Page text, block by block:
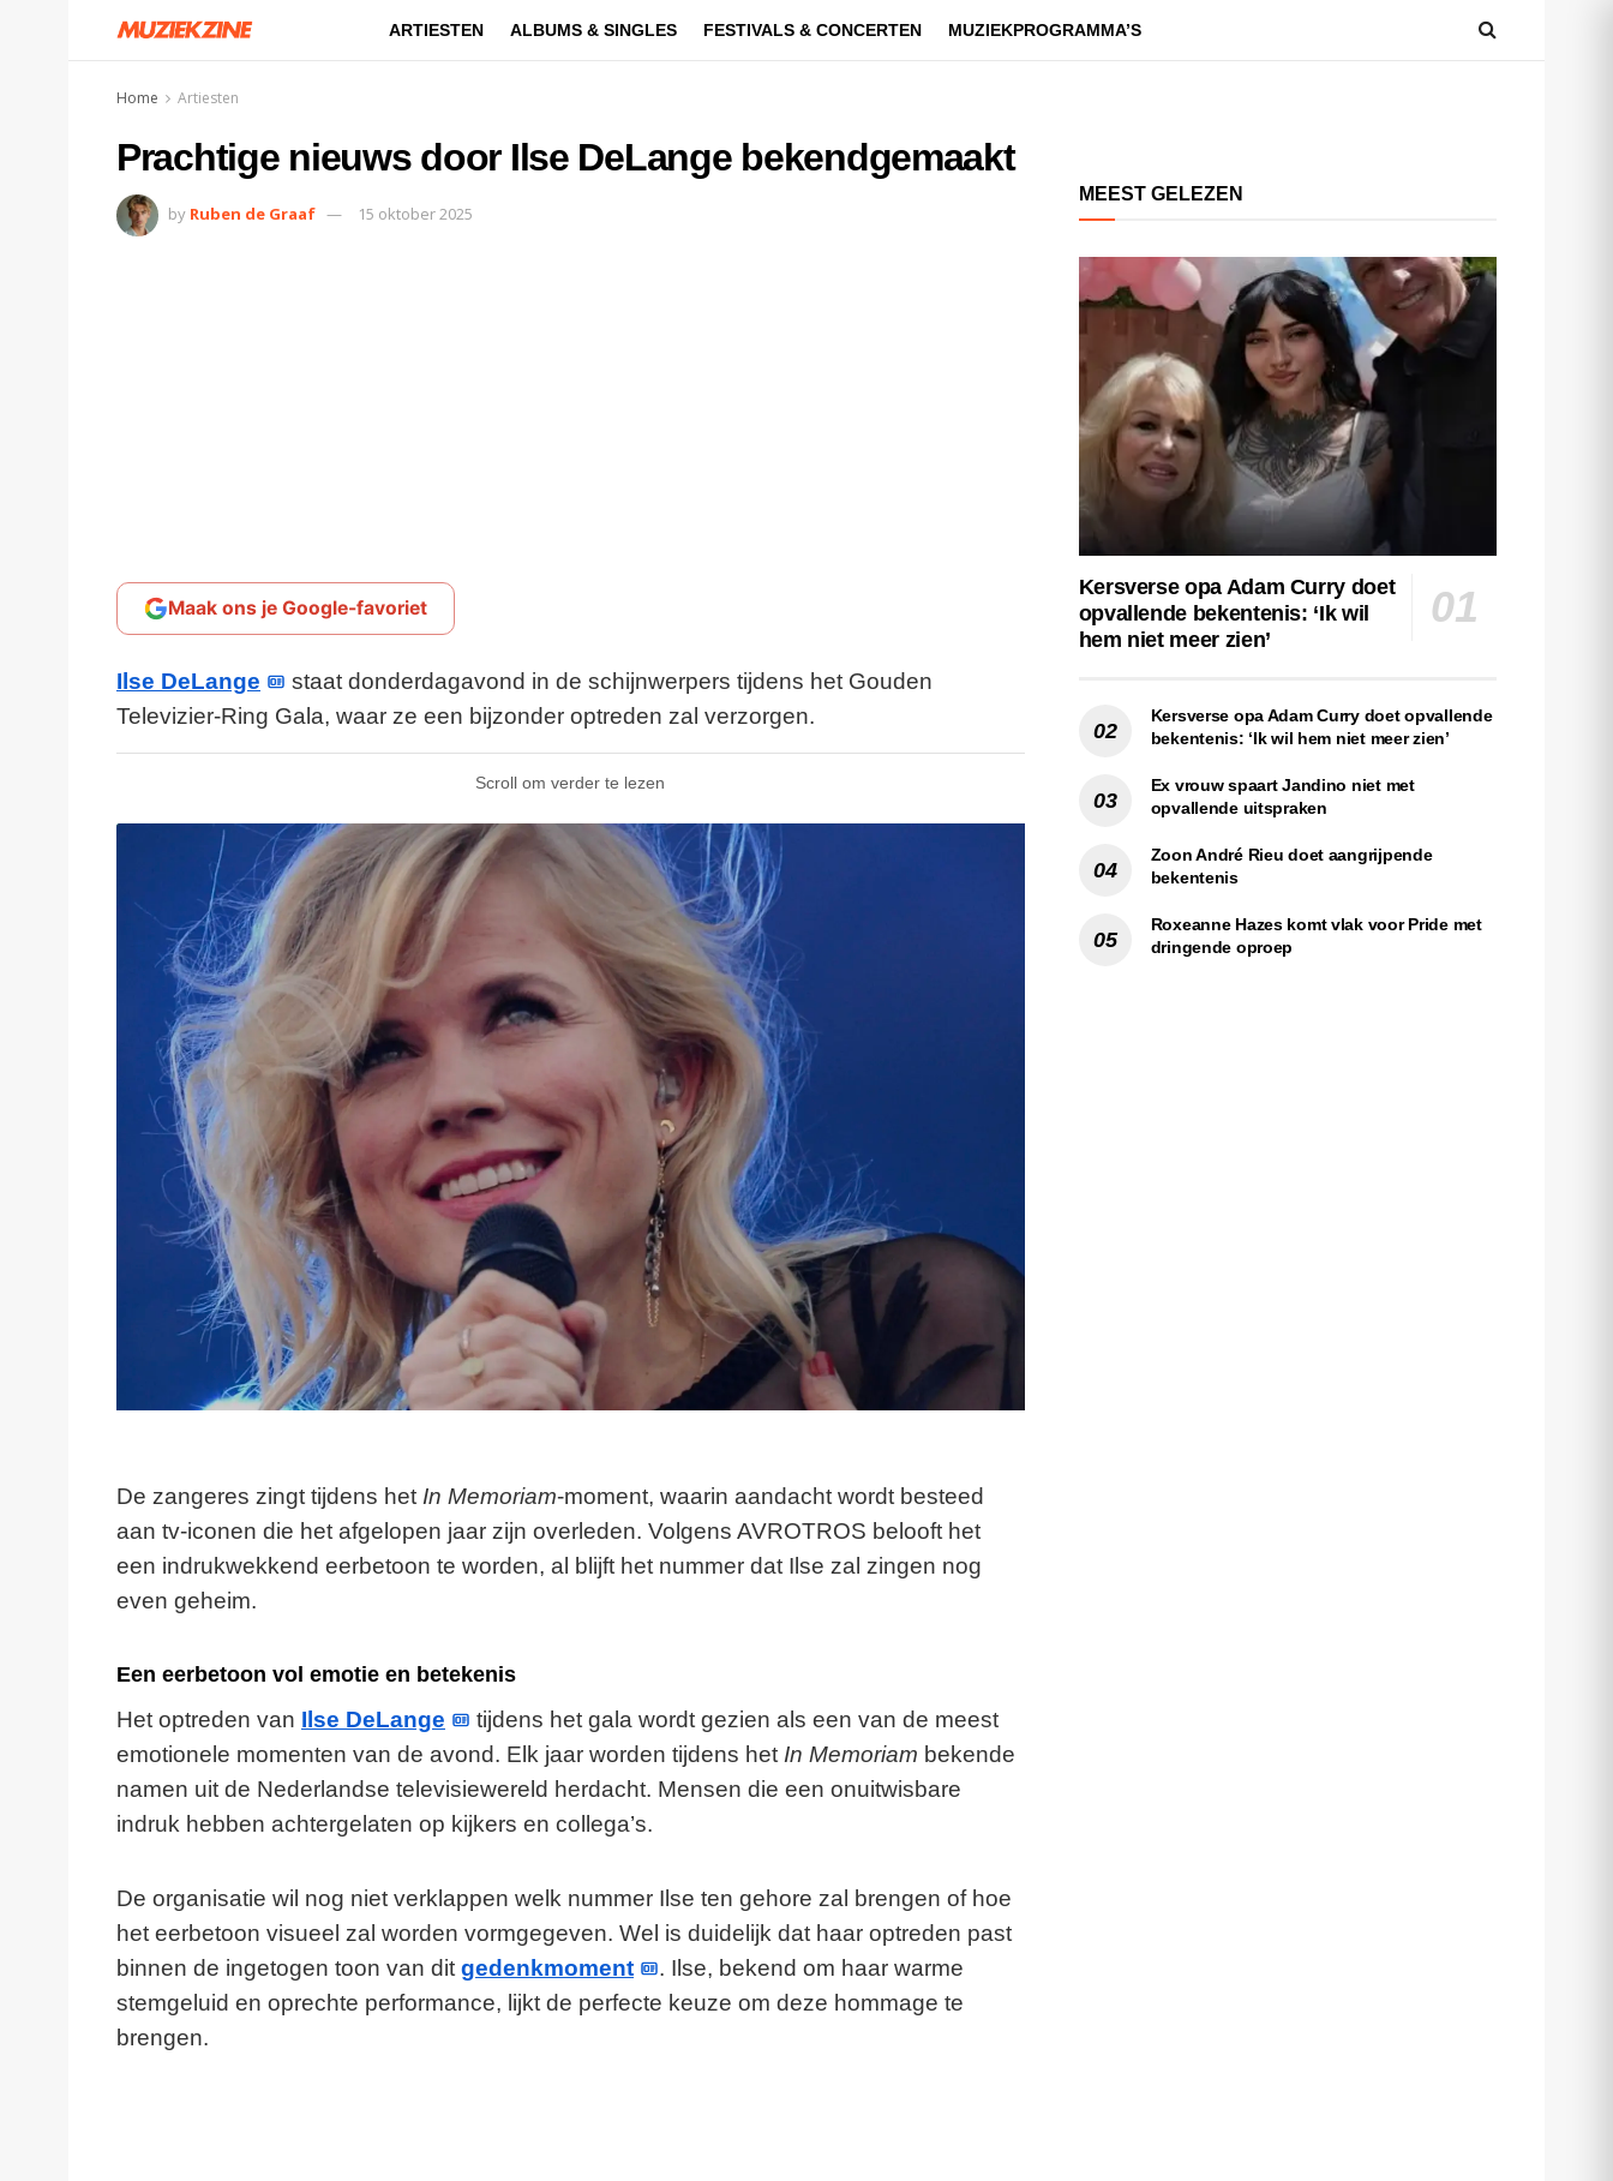
ARTIESTEN ALBUMS & SINGLES FESTIVALS & CONCERTEN MUZIEKPROGRAMMA’S
Home Artiesten
Prachtige nieuws door Ilse DeLange bekendgemaakt
by Ruben de Graaf 15 oktober 2025
Maak ons je Google-favoriet
Ilse DeLange
staat donderdagavond in de schijnwerpers tijdens het Gouden
Televizier-Ring Gala, waar ze een bijzonder optreden zal verzorgen.
Scroll om verder te lezen
De zangeres zingt tijdens het In Memoriam-moment, waarin aandacht wordt besteed
aan tv-iconen die het afgelopen jaar zijn overleden. Volgens AVROTROS belooft het
een indrukwekkend eerbetoon te worden, al blijft het nummer dat Ilse zal zingen nog
even geheim.
Een eerbetoon vol emotie en betekenis
Het optreden van Ilse DeLange
tijdens het gala wordt gezien als een van de meest
emotionele momenten van de avond. Elk jaar worden tijdens het In Memoriam bekende
namen uit de Nederlandse televisiewereld herdacht. Mensen die een onuitwisbare
indruk hebben achtergelaten op kijkers en collega’s.
De organisatie wil nog niet verklappen welk nummer Ilse ten gehore zal brengen of hoe
het eerbetoon visueel zal worden vormgegeven. Wel is duidelijk dat haar optreden past
binnen de ingetogen toon van dit gedenkmoment
. Ilse, bekend om haar warme
stemgeluid en oprechte performance, lijkt de perfecte keuze om deze hommage te
brengen.
MEEST GELEZEN
Kersverse opa Adam Curry doet
opvallende bekentenis: ‘Ik wil
hem niet meer zien’
Kersverse opa Adam Curry doet opvallende
bekentenis: ‘Ik wil hem niet meer zien’
Ex vrouw spaart Jandino niet met
opvallende uitspraken
Zoon André Rieu doet aangrijpende
bekentenis
Roxeanne Hazes komt vlak voor Pride met
dringende oproep